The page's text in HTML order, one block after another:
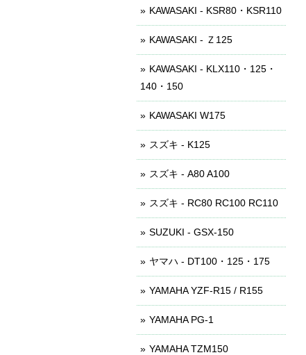
KAWASAKI - KSR80・KSR110
KAWASAKI - Ｚ125
KAWASAKI - KLX110・125・
140・150
KAWASAKI W175
スズキ - K125
スズキ - A80 A100
スズキ - RC80 RC100 RC110
SUZUKI - GSX-150
ヤマハ - DT100・125・175
YAMAHA YZF-R15 / R155
YAMAHA PG-1
YAMAHA TZM150